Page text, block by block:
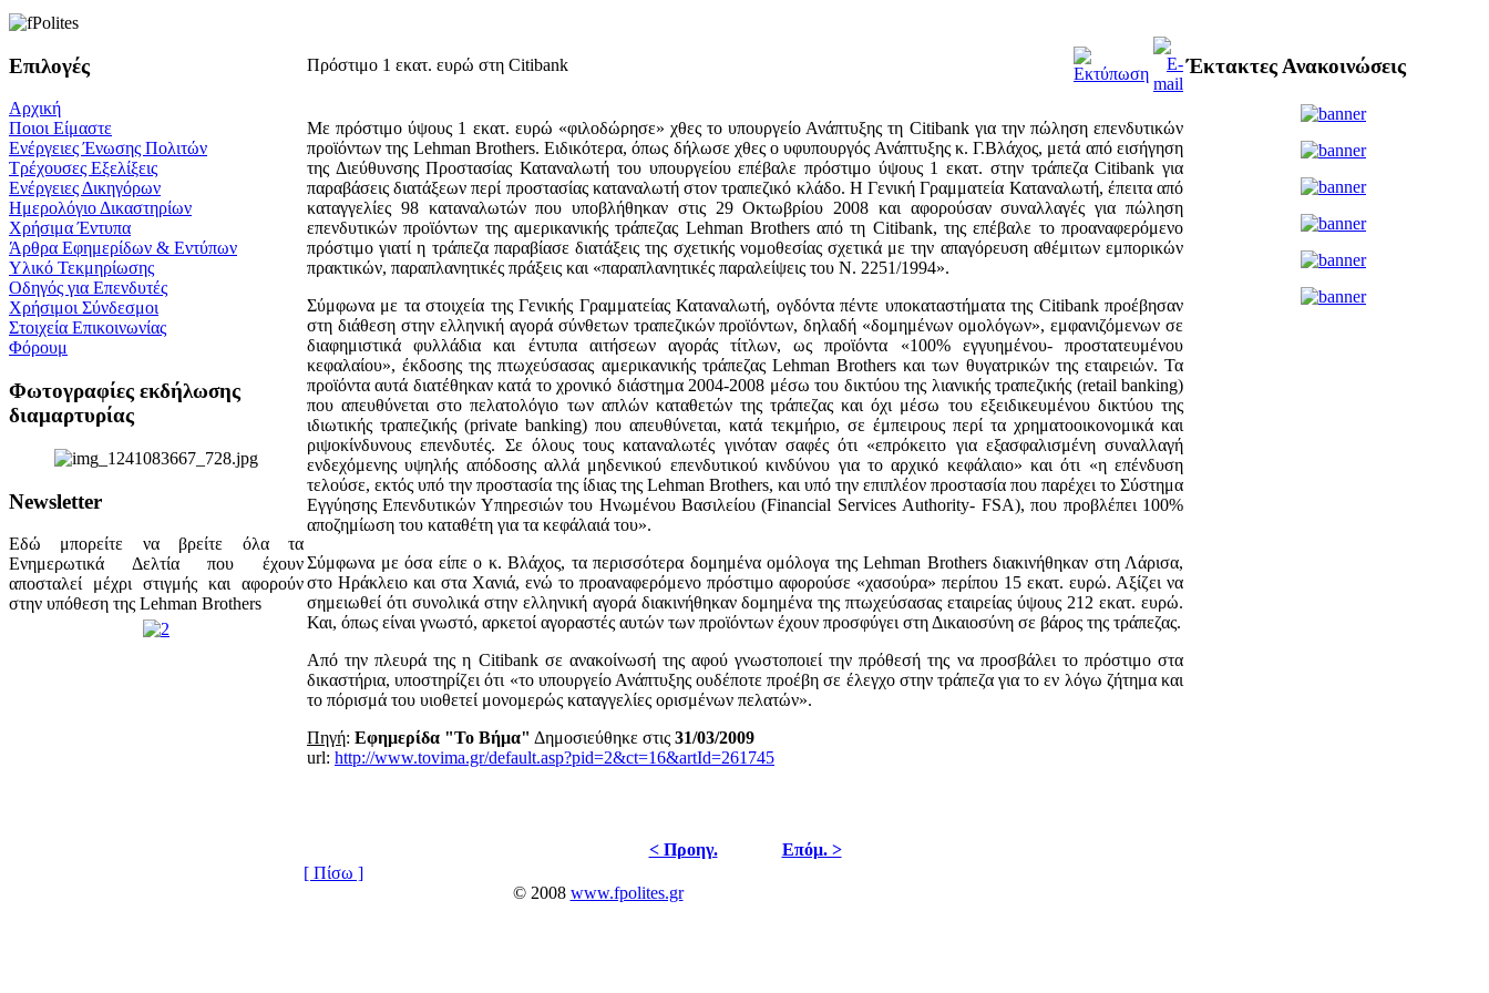
Επιλογές
Αρχική
Ποιοι Είμαστε
Ενέργειες Ένωσης Πολιτών
Τρέχουσες Εξελίξεις
Ενέργειες Δικηγόρων
Ημερολόγιο Δικαστηρίων
Χρήσιμα Έντυπα
Άρθρα Εφημερίδων & Εντύπων
Υλικό Τεκμηρίωσης
Οδηγός για Επενδυτές
Χρήσιμοι Σύνδεσμοι
Στοιχεία Επικοινωνίας
Φόρουμ
Φωτογραφίες εκδήλωσης
διαμαρτυρίας
Newsletter
Εδώ μπορείτε να βρείτε όλα τα
Ενημερωτικά Δελτία που έχουν
αποσταλεί μέχρι στιγμής και αφορούν
στην υπόθεση της Lehman Brothers
Πρόστιμο 1 εκατ. ευρώ στη Citibank
Με πρόστιμο ύψους 1 εκατ. ευρώ «φιλοδώρησε» χθες το υπουργείο Ανάπτυξης τη Citibank για την πώληση επενδυτικών
προϊόντων της Lehman Βrothers. Ειδικότερα, όπως δήλωσε χθες ο υφυπουργός Ανάπτυξης κ. Γ.Βλάχος, μετά από εισήγηση
της Διεύθυνσης Προστασίας Καταναλωτή του υπουργείου επέβαλε πρόστιμο ύψους 1 εκατ. στην τράπεζα Citibank για
παραβάσεις διατάξεων περί προστασίας καταναλωτή στον τραπεζικό κλάδο. Η Γενική Γραμματεία Καταναλωτή, έπειτα από
καταγγελίες 98 καταναλωτών που υποβλήθηκαν στις 29 Οκτωβρίου 2008 και αφορούσαν συναλλαγές για πώληση
επενδυτικών προϊόντων της αμερικανικής τράπεζας Lehman Βrothers από τη Citibank, της επέβαλε το προαναφερόμενο
πρόστιμο γιατί η τράπεζα παραβίασε διατάξεις της σχετικής νομοθεσίας σχετικά με την απαγόρευση αθέμιτων εμπορικών
πρακτικών, παραπλανητικές πράξεις και «παραπλανητικές παραλείψεις του Ν. 2251/1994».
Σύμφωνα με τα στοιχεία της Γενικής Γραμματείας Καταναλωτή, ογδόντα πέντε υποκαταστήματα της Citibank προέβησαν
στη διάθεση στην ελληνική αγορά σύνθετων τραπεζικών προϊόντων, δηλαδή «δομημένων ομολόγων», εμφανιζόμενων σε
διαφημιστικά φυλλάδια και έντυπα αιτήσεων αγοράς τίτλων, ως προϊόντα «100% εγγυημένου- προστατευμένου
κεφαλαίου», έκδοσης της πτωχεύσασας αμερικανικής τράπεζας Lehman Βrothers και των θυγατρικών της εταιρειών. Τα
προϊόντα αυτά διατέθηκαν κατά το χρονικό διάστημα 2004-2008 μέσω του δικτύου της λιανικής τραπεζικής (retail banking)
που απευθύνεται στο πελατολόγιο των απλών καταθετών της τράπεζας και όχι μέσω του εξειδικευμένου δικτύου της
ιδιωτικής τραπεζικής (private banking) που απευθύνεται, κατά τεκμήριο, σε έμπειρους περί τα χρηματοοικονομικά και
ριψοκίνδυνους επενδυτές. Σε όλους τους καταναλωτές γινόταν σαφές ότι «επρόκειτο για εξασφαλισμένη συναλλαγή
ενδεχόμενης υψηλής απόδοσης αλλά μηδενικού επενδυτικού κινδύνου για το αρχικό κεφάλαιο» και ότι «η επένδυση
τελούσε, εκτός υπό την προστασία της ίδιας της Lehman Βrothers, και υπό την επιπλέον προστασία που παρέχει το Σύστημα
Εγγύησης Επενδυτικών Υπηρεσιών του Ηνωμένου Βασιλείου (Financial Services Αuthority- FSΑ), που προβλέπει 100%
αποζημίωση του καταθέτη για τα κεφάλαιά του».
Σύμφωνα με όσα είπε ο κ. Βλάχος, τα περισσότερα δομημένα ομόλογα της Lehman Βrothers διακινήθηκαν στη Λάρισα,
στο Ηράκλειο και στα Χανιά, ενώ το προαναφερόμενο πρόστιμο αφορούσε «χασούρα» περίπου 15 εκατ. ευρώ. Αξίζει να
σημειωθεί ότι συνολικά στην ελληνική αγορά διακινήθηκαν δομημένα της πτωχεύσασας εταιρείας ύψους 212 εκατ. ευρώ.
Και, όπως είναι γνωστό, αρκετοί αγοραστές αυτών των προϊόντων έχουν προσφύγει στη Δικαιοσύνη σε βάρος της τράπεζας.
Από την πλευρά της η Citibank σε ανακοίνωσή της αφού γνωστοποιεί την πρόθεσή της να προσβάλει το πρόστιμο στα
δικαστήρια, υποστηρίζει ότι «το υπουργείο Ανάπτυξης ουδέποτε προέβη σε έλεγχο στην τράπεζα για το εν λόγω ζήτημα και
το πόρισμά του υιοθετεί μονομερώς καταγγελίες ορισμένων πελατών».
Πηγή: Εφημερίδα "Το Βήμα" Δημοσιεύθηκε στις 31/03/2009
url: http://www.tovima.gr/default.asp?pid=2&ct=16&artId=261745
< Προηγ.
Επόμ. >
[ Πίσω ]
Έκτακτες Ανακοινώσεις
© 2008 www.fpolites.gr